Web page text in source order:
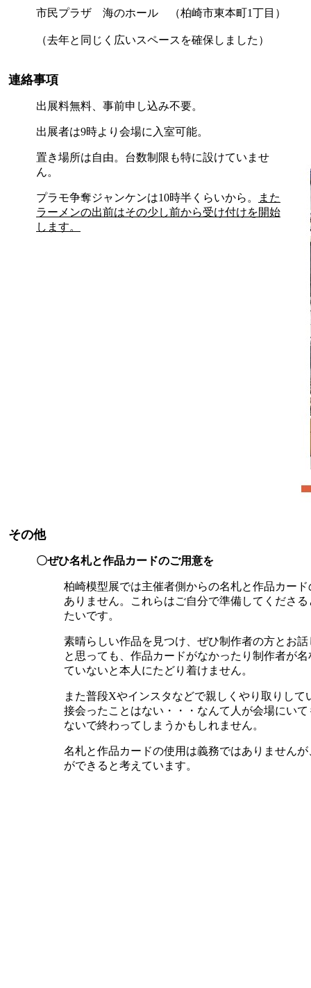
市民プラザ 海のホール （柏崎市東本町1丁目）
（去年と同じく広いスペースを確保しました）
連絡事項
出展料無料、事前申し込み不要。
出展者は9時より会場に入室可能。
置き場所は自由。台数制限も特に設けていませ
ん。
プラモ争奪ジャンケンは10時半くらいから。
また
ラーメンの出前はその少し前から受け付けを開始
します。
その他
〇ぜひ名札と作品カードのご用意を
柏崎模型展では主催者側からの名札と作品カード
ありません。これらはご自分で準備してくださ
たいです。
素晴らしい作品を見つけ、ぜひ制作者の方とお話
と思っても、作品カードがなかったり制作者が
ていないと本人にたどり着けません。
また普段Xやインスタなどで親しくやり取りして
接会ったことはない・・・なんて人が会場にいて
ないで終わってしまうかもしれません。
名札と作品カードの使用は義務ではありません
ができると考えています。